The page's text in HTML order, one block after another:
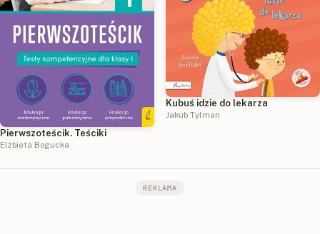
Pierwszoteścik. Teściki
Elżbieta Bogucka
Kubuś idzie do lekarza
Jakub Tylman
REKLAMA